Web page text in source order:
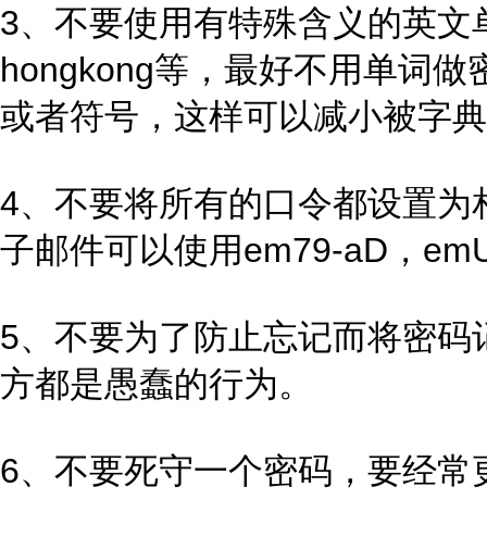
3、不要使用有特殊含义的英
hongkong等，最好不用单词做
或者符号，这样可以减小被字
4、不要将所有的口令都设置
子邮件可以使用em79-aD，
5、不要为了防止忘记而将密
方都是愚蠢的行为。
6、不要死守一个密码，要经